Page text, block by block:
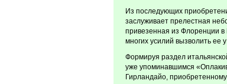
Из последующих
заслуживает прелестная
привезенная из Флоренции в
многих усилий вызволить ее
Формируя раздел
уже упоминавшимся
Гирландайо,